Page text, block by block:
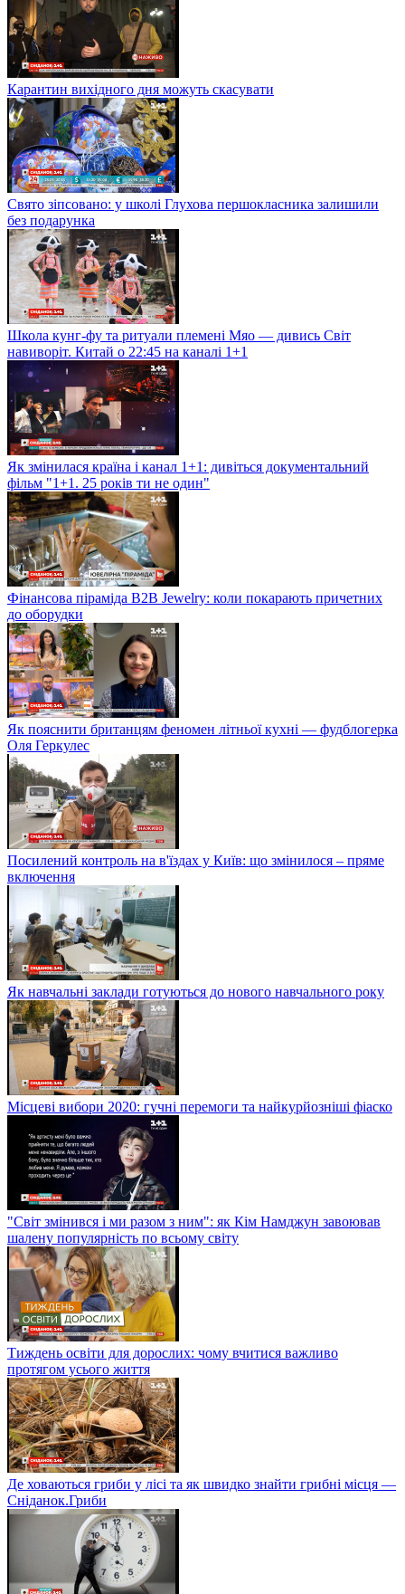
Карантин вихідного дня можуть скасувати
Свято зіпсовано: у школі Глухова першокласника залишили
без подарунка
Школа кунг-фу та ритуали племені Мяо — дивись Світ
навиворіт. Китай о 22:45 на каналі 1+1
Як змінилася країна і канал 1+1: дивіться документальний
фільм "1+1. 25 років ти не один"
Фінансова піраміда B2B Jewelry: коли покарають причетних
до оборудки
Як пояснити британцям феномен літньої кухні — фудблогерка
Оля Геркулес
Посилений контроль на в'їздах у Київ: що змінилося – пряме
включення
Як навчальні заклади готуються до нового навчального року
Місцеві вибори 2020: гучні перемоги та найкурйозніші фіаско
"Світ змінився і ми разом з ним": як Кім Намджун завоював
шалену популярність по всьому світу
Тиждень освіти для дорослих: чому вчитися важливо
протягом усього життя
Де ховаються гриби у лісі та як швидко знайти грибні місця —
Сніданок.Гриби